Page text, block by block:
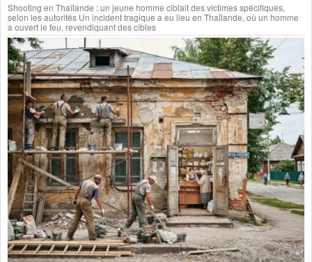
Shooting en Thaïlande : un jeune homme ciblait des victimes spécifiques,
selon les autorités Un incident tragique a eu lieu en Thaïlande, où un homme
a ouvert le feu, revendiquant des cibles